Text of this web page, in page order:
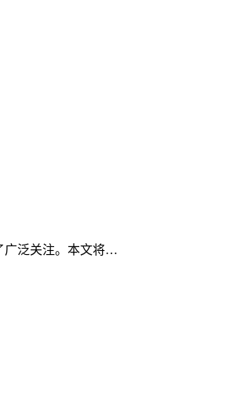
广泛关注。本文将…